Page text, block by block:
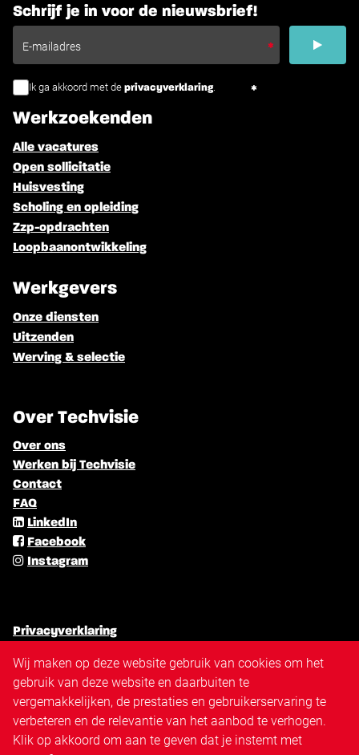
Schrijf je in voor de nieuwsbrief!
Ik ga akkoord met de privacyverklaring.
Werkzoekenden
Alle vacatures
Open sollicitatie
Huisvesting
Scholing en opleiding
Zzp-opdrachten
Loopbaanontwikkeling
Werkgevers
Onze diensten
Uitzenden
Werving & selectie
Over Techvisie
Over ons
Werken bij Techvisie
Contact
FAQ
LinkedIn
Facebook
Instagram
Privacyverklaring
Cookiebeleid
Antidiscriminatiebeleid
Disclaimer
Sitemap
Triangle.nl
Wij maken op deze website gebruik van cookies om het
gebruik van deze website en daarbuiten te
vergemakkelijken, de prestaties en gebruikerservaring te
verbeteren en de relevantie van het aanbod te verhogen.
Klik op akkoord om aan te geven dat je instemt met